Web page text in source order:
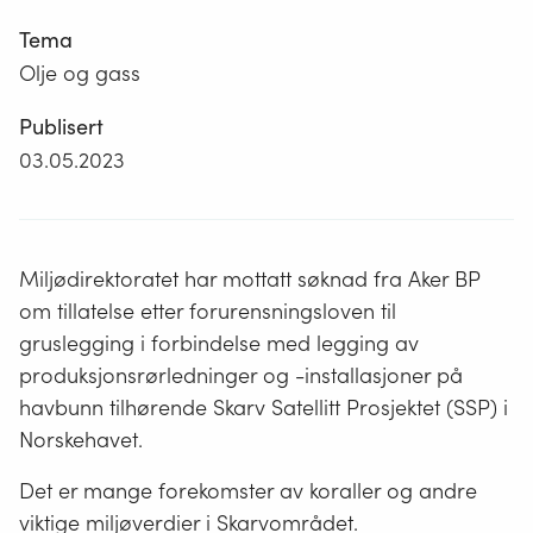
Tema
Olje og gass
Publisert
03.05.2023
Miljødirektoratet har mottatt søknad fra Aker BP
om tillatelse etter forurensningsloven til
gruslegging i forbindelse med legging av
produksjonsrørledninger og -installasjoner på
havbunn tilhørende Skarv Satellitt Prosjektet (SSP) i
Norskehavet.
Det er mange forekomster av koraller og andre
viktige miljøverdier i Skarvområdet.